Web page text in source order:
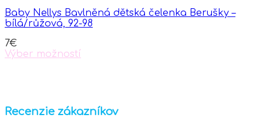
may
be
on
the
Baby Nellys Bavlněná dětská čelenka Berušky –
bílá/růžová, 92-98
7€
Výber možností
variants.
The
Recenzie zákazníkov